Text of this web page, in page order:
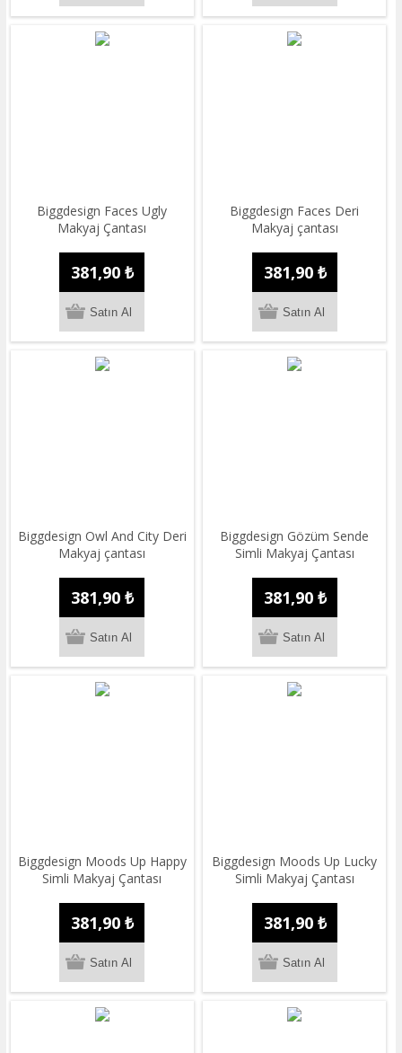
Biggdesign Faces Ugly
Makyaj Çantası
381,90 ₺
Biggdesign Faces Deri
Makyaj çantası
381,90 ₺
Biggdesign Owl And City Deri
Makyaj çantası
381,90 ₺
Biggdesign Gözüm Sende
Simli Makyaj Çantası
381,90 ₺
Biggdesign Moods Up Happy
Simli Makyaj Çantası
381,90 ₺
Biggdesign Moods Up Lucky
Simli Makyaj Çantası
381,90 ₺